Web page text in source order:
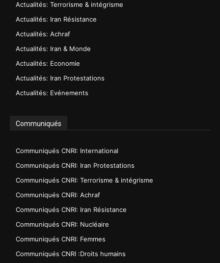
Actualités: Terrorisme & intégrisme
Actualités: Iran Résistance
Actualités: Achraf
Actualités: Iran & Monde
Actualités: Economie
Actualités: Iran Protestations
Actualités: Evénements
Communiqués
Communiqués CNRI: International
Communiqués CNRI: Iran Protestations
Communiqués CNRI: Terrorisme & intégrisme
Communiqués CNRI: Achraf
Communiqués CNRI: Iran Résistance
Communiqués CNRI: Nucléaire
Communiqués CNRI: Femmes
Communiqués CNRI :Droits humains